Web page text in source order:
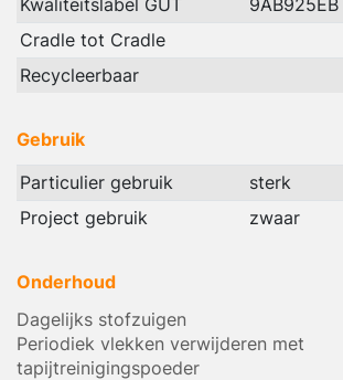
Cradle tot Cradle
Recycleerbaar
Gebruik
Particulier gebruik
sterk
Project gebruik
zwaar
Onderhoud
Dagelijks stofzuigen
Periodiek vlekken verwijderen met
tapijtreinigingspoeder